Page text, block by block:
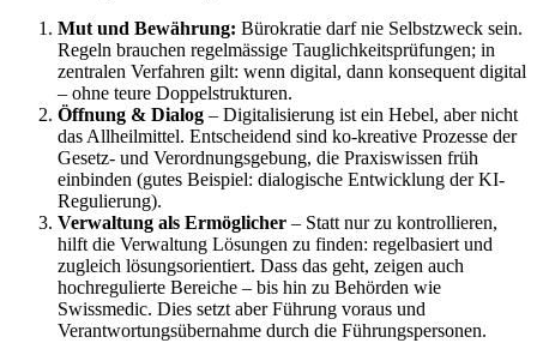
Mut und Bewährung: Bürokratie darf nie Selbstzweck sein.
Regeln brauchen regelmässige Tauglichkeitsprüfungen; in
zentralen Verfahren gilt: wenn digital, dann konsequent digital
– ohne teure Doppelstrukturen.
Öffnung & Dialog – Digitalisierung ist ein Hebel, aber nicht
das Allheilmittel. Entscheidend sind ko-kreative Prozesse der
Gesetz- und Verordnungsgebung, die Praxiswissen früh
einbinden (gutes Beispiel: dialogische Entwicklung der KI-
Regulierung).
Verwaltung als Ermöglicher – Statt nur zu kontrollieren,
hilft die Verwaltung Lösungen zu finden: regelbasiert und
zugleich lösungsorientiert. Dass das geht, zeigen auch
hochregulierte Bereiche – bis hin zu Behörden wie
Swissmedic. Dies setzt aber Führung voraus und
Verantwortungsübernahme durch die Führungspersonen.